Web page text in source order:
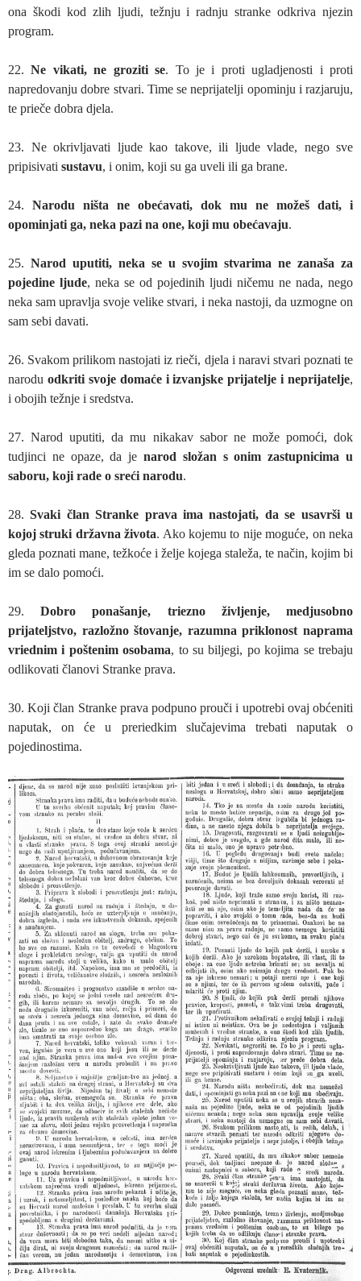
ona škodi kod zlih ljudi, težnju i radnju stranke odkriva njezin
program.
22.Ne vikati, ne groziti se. To je i proti ugladjenosti i proti
napredovanju dobre stvari. Time se neprijatelji opominju i razjaruju,
te prieče dobra djela.
23. Ne okrivljavati ljude kao takove, ili ljude vlade, nego sve
pripisivati sustavu, i onim, koji su ga uveli ili ga brane.
24. Narodu ništa ne obećavati, dok mu ne možeš dati, i
opominjati ga, neka pazi na one, koji mu obećavaju.
25. Narod uputiti, neka se u svojim stvarima ne zanaša za
pojedine ljude, neka se od pojedinih ljudi ničemu ne nada, nego
neka sam upravlja svoje velike stvari, i neka nastoji, da uzmogne on
sam sebi davati.
26. Svakom prilikom nastojati iz rieči, djela i naravi stvari poznati te
narodu odkriti svoje domaće i izvanjske prijatelje i neprijatelje,
i obojih težnje i sredstva.
27. Narod uputiti, da mu nikakav sabor ne može pomoći, dok
tudjinci ne opaze, da je narod složan s onim zastupnicima u
saboru, koji rade o sreći narodu.
28.Svaki član Stranke prava ima nastojati, da se usavrši u
kojoj struki državna života. Ako kojemu to nije moguće, on neka
gleda poznati mane, težkoće i želje kojega staleža, te način, kojim bi
im se dalo pomoći.
29.Dobro ponašanje, triezno življenje, medjusobno
prijateljstvo, razložno štovanje, razumna priklonost naprama
vriednim i poštenim osobama, to su biljegi, po kojima se trebaju
odlikovati članovi Stranke prava.
30. Koji član Stranke prava podpuno prouči i upotrebi ovaj obćeniti
naputak, on će u preriedkim slučajevima trebati naputak o
pojedinostima.